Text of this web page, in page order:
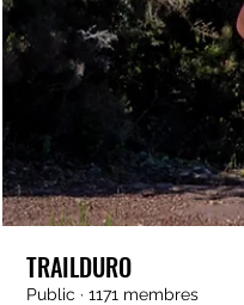
TRAILDURO
Public · 1171 membres